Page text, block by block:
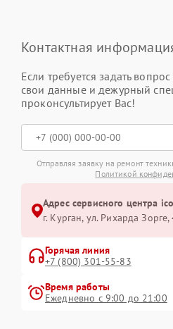
Контактная
Если требуется задать
свои данные и дежурный
проконсультирует Вас!
Отправляя заявку на ремонт
Политикой
Адрес сервисного центра
г. Курган, ул. Рихарда Зорге,
Горячая линия
+7 (800) 301-55-83
Время работы
Ежедневно с 9:00 до 21:00